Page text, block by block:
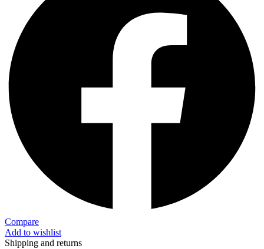
Compare
Add to wishlist
Shipping and returns